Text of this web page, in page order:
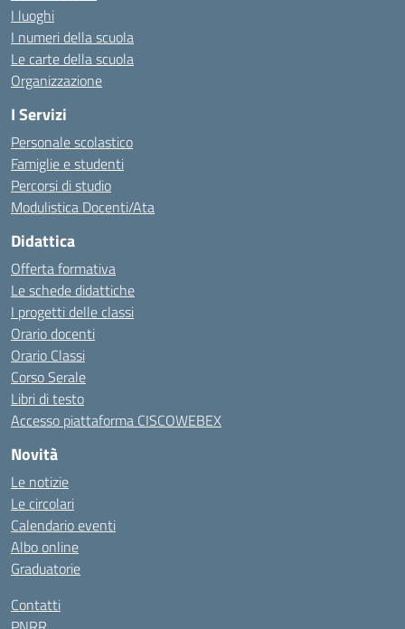
I luoghi
I numeri della scuola
Le carte della scuola
Organizzazione
I Servizi
Personale scolastico
Famiglie e studenti
Percorsi di studio
Modulistica Docenti/Ata
Didattica
Offerta formativa
Le schede didattiche
I progetti delle classi
Orario docenti
Orario Classi
Corso Serale
Libri di testo
Accesso piattaforma CISCOWEBEX
Novità
Le notizie
Le circolari
Calendario eventi
Albo online
Graduatorie
Contatti